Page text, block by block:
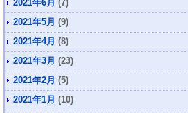
2021年6月 (7)
2021年5月 (9)
2021年4月 (8)
2021年3月 (23)
2021年2月 (5)
2021年1月 (10)